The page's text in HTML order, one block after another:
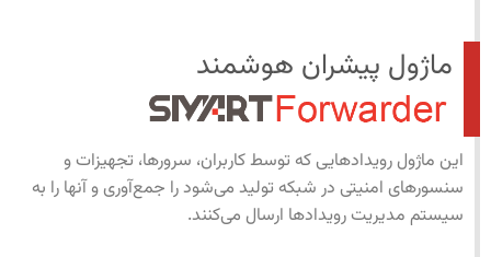
ماژول پیشران هوشمند
این ماژول رویدادهایی که توسط کاربران، سرورها، تجهیزات و
سنسورهای امنیتی در شبکه تولید می‌شود را جمع‌آوری و آنها را به
سیستم مدیریت رویدادها ارسال می‌کنند.